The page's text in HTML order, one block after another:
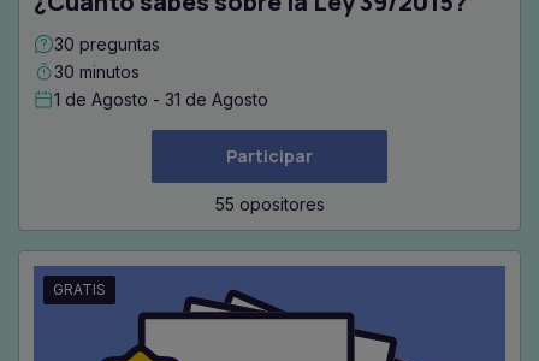
30 preguntas
30 minutos
1 de Agosto - 31 de Agosto
Participar
55 opositores
GRATIS